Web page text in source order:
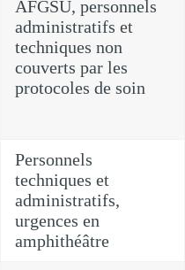
AFGSU, personnels
administratifs et
techniques non
couverts par les
protocoles de soin
Personnels
techniques et
administratifs,
urgences en
amphithéâtre